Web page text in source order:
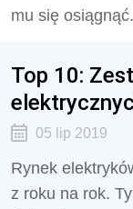
mu się
Top 10:
05 lip 2019
Rynek
z roku na rok.